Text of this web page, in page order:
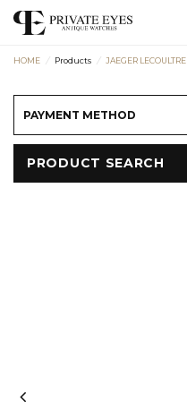
HOME Products JAEGER LECOULTRE
PAYMENT METHOD
PRODUCT SEARCH